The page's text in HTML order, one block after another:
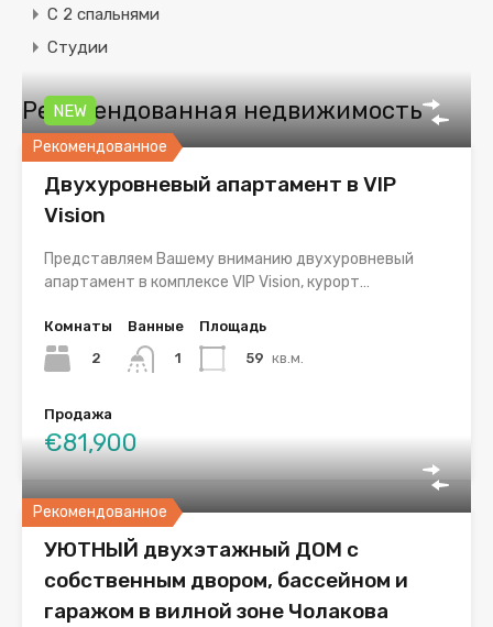
С 2 спальнями
Студии
Рекомендованная недвижимость
Рекомендованное
NEW
Двухуровневый апартамент в VIP
Vision
Представляем Вашему вниманию двухуровневый
апартамент в комплексе VIP Vision, курорт…
Комнаты
2
Ванные
1
Площадь
59 кв.м.
Продажа
€81,900
Рекомендованное
УЮТНЫЙ двухэтажный ДОМ с
собственным двором, бассейном и
гаражом в вилной зоне Чолакова